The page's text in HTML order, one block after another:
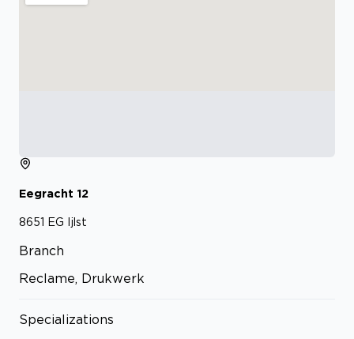
Eegracht 12
8651 EG Ijlst
Branch
Reclame, Drukwerk
Specializations